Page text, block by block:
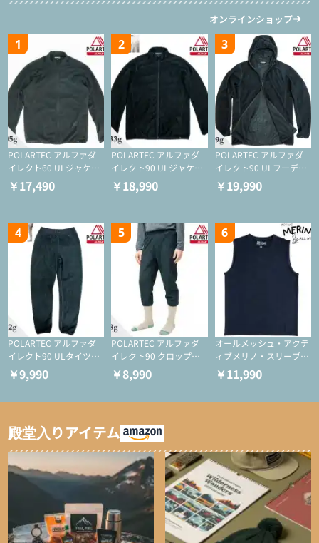
オンラインショップ
1
POLARTEC アルファダ
イレクト60 ULジャケッ
ト（登山/ミドルレイヤ
ー/化繊ジャケット）
￥17,490
2
POLARTEC アルファダ
イレクト90 ULジャケッ
ト（アクティブインサレ
ーション/ミドルレイヤ
￥18,990
3
POLARTEC アルファダ
イレクト90 ULフーディ
（アクティブインサレー
ション/ミドルレイヤー/
￥19,990
4
POLARTEC アルファダ
イレクト90 ULタイツ
（アクティブインサレー
ション/テント泊用パジ
￥9,990
5
POLARTEC アルファダ
イレクト90 クロップド
ULタイツ（アクティブ
インサレーション/テン
￥8,990
6
オールメッシュ・アクテ
ィブメリノ・スリーブレ
ス
￥11,990
殿堂入りアイテム